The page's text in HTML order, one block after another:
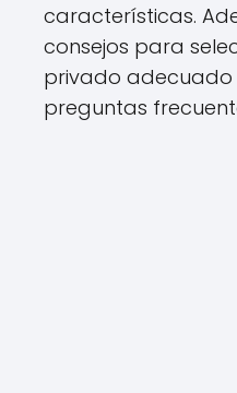
características.
consejos para
privado adecuado
preguntas